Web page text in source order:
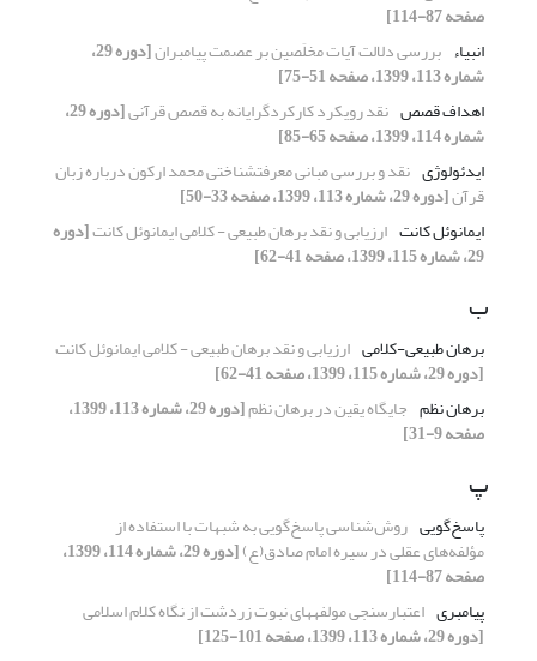
صفحه 87-114]
انبیاء بررسی دلالت آیات مخلَصین بر عصمت پیامبران [دوره 29،
شماره 113، 1399، صفحه 51-75]
اهداف قصص نقد رویکرد کارکردگرایانه به قصص قرآنی [دوره 29،
شماره 114، 1399، صفحه 65-85]
ایدئولوژی
نقد و بررسی مبانی معرفت‎شناختی محمد ارکون درباره زبان
قرآن[دوره 29، شماره 113، 1399، صفحه 33-50]
ایمانوئل کانت ارزیابی و نقد برهان طبیعی - کلامی ایمانوئل کانت[دوره
29، شماره 115، 1399، صفحه 41-62]
ب
برهان طبیعی-کلامی ارزیابی و نقد برهان طبیعی - کلامی ایمانوئل کانت
[دوره 29، شماره 115، 1399، صفحه 41-62]
برهان نظم جایگاه یقین در برهان نظم [دوره 29، شماره 113، 1399،
صفحه 9-31]
پ
پاسخ‌گویی روش‌شناسی پاسخ‌گویی به شبهات با استفاده از
مؤلفه‌های عقلی در سیره امام صادق(ع) [دوره 29، شماره 114، 1399،
صفحه 87-114]
پیامبری اعتبارسنجی مولفه‏های نبوت زردشت از نگاه کلام اسلامی
[دوره 29، شماره 113، 1399، صفحه 101-125]